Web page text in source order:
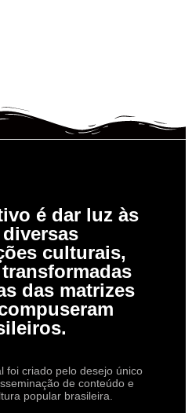
é dar luz às
culturais,
das matrizes
foi criado pelo desejo único
de conteúdo e
popular brasileira.